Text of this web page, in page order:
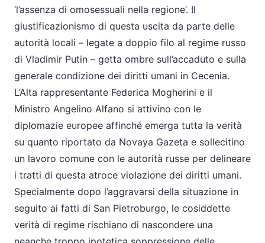
‘l’assenza di omosessuali nella regione’. Il
giustificazionismo di questa uscita da parte delle
autorità locali – legate a doppio filo al regime russo
di Vladimir Putin – getta ombre sull’accaduto e sulla
generale condizione dei diritti umani in Cecenia.
L’Alta rappresentante Federica Mogherini e il
Ministro Angelino Alfano si attivino con le
diplomazie europee affinché emerga tutta la verità
su quanto riportato da Novaya Gazeta e sollecitino
un lavoro comune con le autorità russe per delineare
i tratti di questa atroce violazione dei diritti umani.
Specialmente dopo l’aggravarsi della situazione in
seguito ai fatti di San Pietroburgo, le cosiddette
verità di regime rischiano di nascondere una